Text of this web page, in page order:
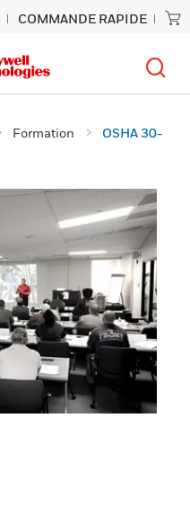
COMMANDE RAPIDE
Formation
OSHA 30-